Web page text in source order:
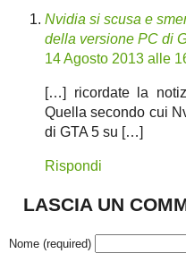
Nvidia si scusa e
della versione PC di
14 Agosto 2013 alle
[…] ricordate la
Quella secondo cui
di GTA 5 su […]
Rispondi
LASCIA UN
Nome (required)